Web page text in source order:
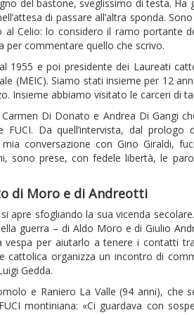
del bastone, sveglissimo di testa. Ha
di passare all’altra sponda.
Celio: lo considero il ramo portante
per commentare quello che scrivo.
1955 e poi presidente dei Laureati
(MEIC). Siamo stati insieme per 12
Insieme abbiamo visitato le carceri di
Di Donato e Andrea Di Gangi
FUCI. Da quell’intervista, dal prologo
conversazione con Gino Giraldi,
sono prese, con fedele libertà, le
di Moro e di Andreotti
apre sfogliando la sua vicenda
guerra – di Aldo Moro e di Giulio
per aiutarlo a tenere i contatti
cattolica organizza un incontro di
Gedda.
e Raniero La Valle (94 anni), che
montiniana: «Ci guardava con